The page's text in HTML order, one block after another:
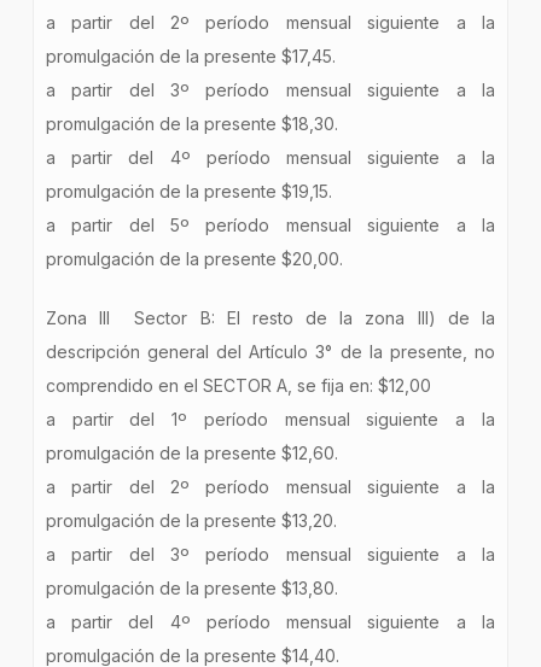
a partir del 2º período mensual siguiente a la
promulgación de la presente $17,45.
a partir del 3º período mensual siguiente a la
promulgación de la presente $18,30.
a partir del 4º período mensual siguiente a la
promulgación de la presente $19,15.
a partir del 5º período mensual siguiente a la
promulgación de la presente $20,00.
Zona III Sector B: El resto de la zona III) de la
descripción general del Artículo 3° de la presente, no
comprendido en el SECTOR A, se fija en: $12,00
a partir del 1º período mensual siguiente a la
promulgación de la presente $12,60.
a partir del 2º período mensual siguiente a la
promulgación de la presente $13,20.
a partir del 3º período mensual siguiente a la
promulgación de la presente $13,80.
a partir del 4º período mensual siguiente a la
promulgación de la presente $14,40.